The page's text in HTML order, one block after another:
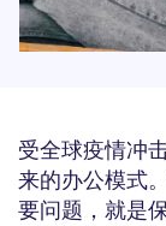
受全球疫情冲
来的办公模式
要问题，就是